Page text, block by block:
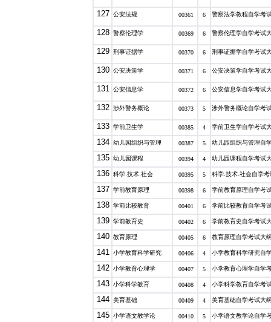
127 公安法规 00361 6 警察法学教程自学考
128 警察伦理学 00369 6 警察伦理学自学考试
129 刑事证据学 00370 6 刑事证据学自学考试
130 公安决策学 00371 6 公安决策学自学考试
131 公安信息学 00372 6 公安信息学自学考试
132 涉外警务概论 00373 5 涉外警务概论自学考
133 学前卫生学 00385 4 学前卫生学自学考试
134 幼儿园组织与管理 00387 5 幼儿园组织与管理自
135 幼儿园课程 00394 4 幼儿园课程自学考试
136 科学.技术.社会 00395 5 科学.技术.社会自学
137 学前教育原理 00398 6 学前教育原理自学考
138 学前比较教育 00401 6 学前比较教育自学考
139 学前教育史 00402 6 学前教育史自学考试
140 教育原理 00405 6 教育原理自学考试大
141 小学教育科学研究 00406 4 小学教育科学研究自
142 小学教育心理学 00407 5 小学教育心理学自学
143 小学科学教育 00408 4 小学科学教育自学考
144 美育基础 00409 4 美育基础自学考试大
145 小学语文教学论 00410 5 小学语文教学论自学